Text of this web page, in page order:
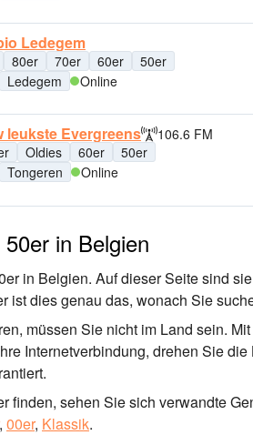
Ledegem
80er 70er 60er
50er
Ledegem Online
leukste Evergreens
106.6 FM
Oldies 60er
50er
Tongeren Online
in Belgien
in Belgien. Auf dieser Seite sind
ist dies genau das, wonach Sie
müssen Sie nicht im Land sein.
Internetverbindung, drehen Sie
finden, sehen Sie sich verwandte
, 00er, Klassik.